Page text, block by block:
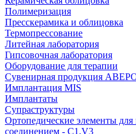
Полимеризация
Пресскерамика и облицовка
Термопрессование
Литейная лаборатория
Гипсовочная лаборатория
Оборудование для терапии
Сувенирная продукция
Имплантация MIS
Имплантаты
Супраструктуры
Ортопедические элементы
соединением - C1,V3